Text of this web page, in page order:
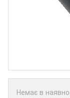
Немає в